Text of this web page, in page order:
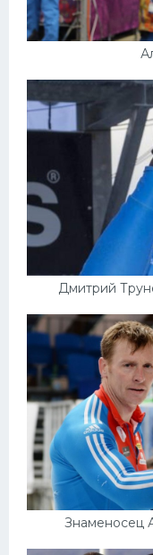
Дмитрий
Знаменосец